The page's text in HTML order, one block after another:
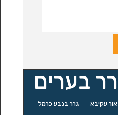
בערים
עקיבא גרר בגבע כרמל